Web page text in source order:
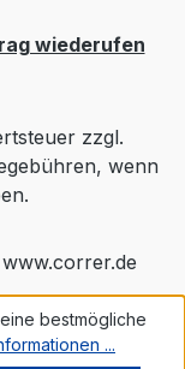
wiederufen
zzgl.
wenn
bestmögliche
...